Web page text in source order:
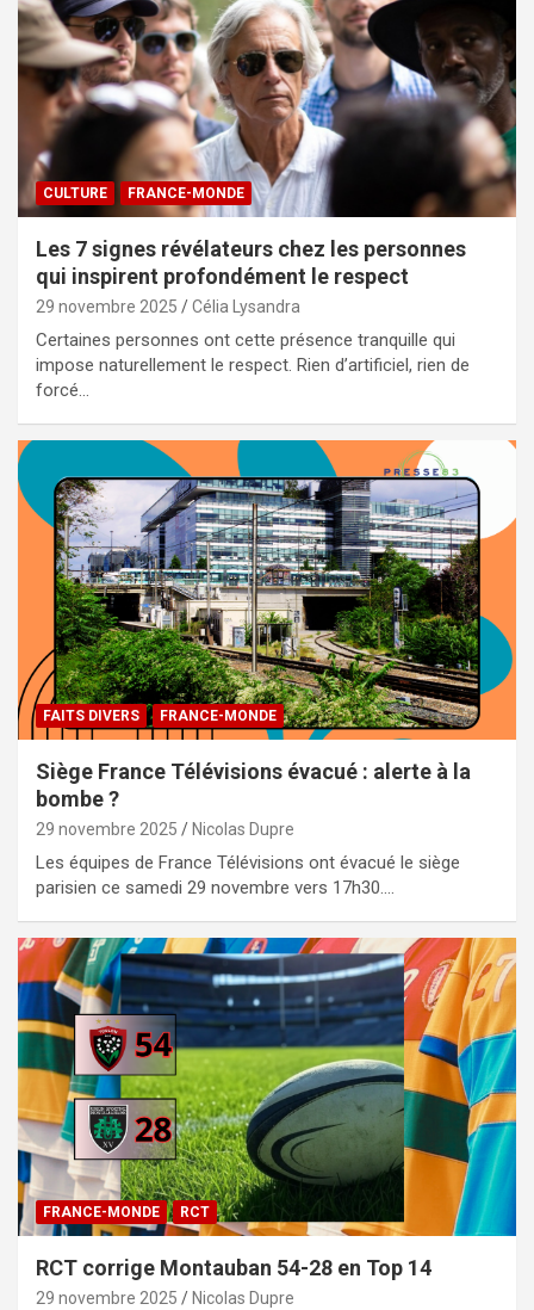
CULTURE FRANCE-MONDE
Les 7 signes révélateurs chez les personnes
qui inspirent profondément le respect
29 novembre 2025 Célia Lysandra
Certaines personnes ont cette présence tranquille qui
impose naturellement le respect. Rien d’artificiel, rien de
forcé…
FAITS DIVERS FRANCE-MONDE
Siège France Télévisions évacué : alerte à la
bombe ?
29 novembre 2025 Nicolas Dupre
Les équipes de France Télévisions ont évacué le siège
parisien ce samedi 29 novembre vers 17h30.…
FRANCE-MONDE RCT
RCT corrige Montauban 54-28 en Top 14
29 novembre 2025 Nicolas Dupre